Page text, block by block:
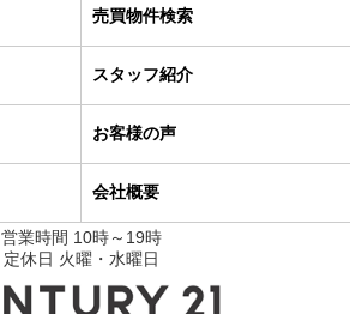
売買物件検索
スタッフ紹介
お客様の声
会社概要
営業時間 10時～19時
定休日 火曜・水曜日